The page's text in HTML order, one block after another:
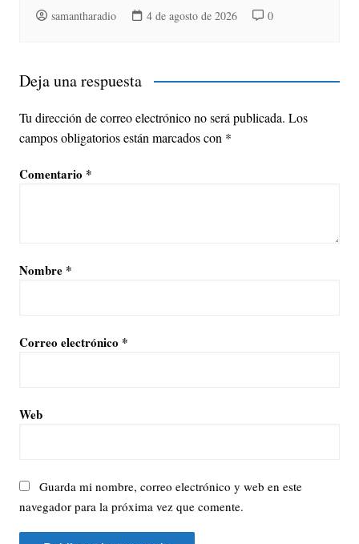
samantharadio 4 de agosto de 2026 0
Deja una respuesta
Tu dirección de correo electrónico no será publicada. Los
campos obligatorios están marcados con *
Comentario *
Nombre *
Correo electrónico *
Web
Guarda mi nombre, correo electrónico y web en este
navegador para la próxima vez que comente.